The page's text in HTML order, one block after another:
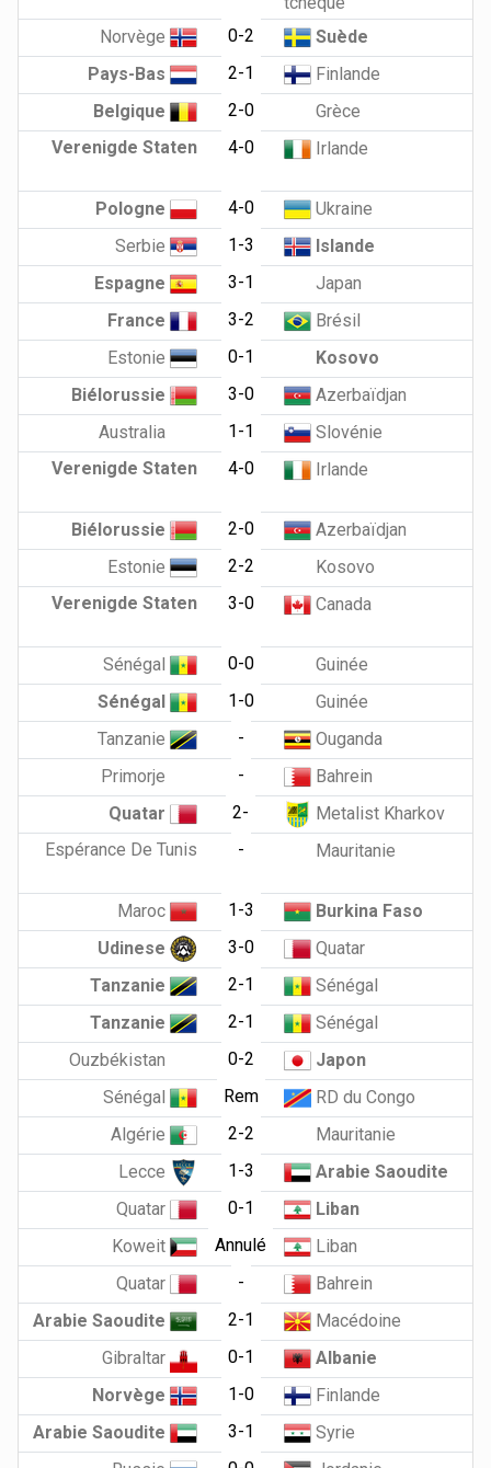
Norvège
0-2
Suède
Pays-Bas
2-1
Finlande
Belgique
2-0
Grèce
Verenigde Staten
4-0 Irlande
Pologne 4-0
Ukraine
Serbie
1-3
Islande
Espagne
3-1
Japan
France
3-2
Brésil
Estonie
0-1
Kosovo
Biélorussie
3-0
Azerbaïdjan
Australia
1-1
Slovénie
Verenigde Staten
4-0 Irlande
Biélorussie 2-0
Azerbaïdjan
Estonie
2-2
Kosovo
Verenigde Staten
3-0 Canada
Sénégal 0-0
Guinée
Sénégal
1-0
Guinée
Tanzanie
-
Ouganda
Primorje
-
Bahrein
Quatar
2-
Metalist Kharkov
Espérance De Tunis
- Mauritanie
Maroc 1-3
Burkina Faso
Udinese
3-0
Quatar
Tanzanie
2-1
Sénégal
Tanzanie
2-1
Sénégal
Ouzbékistan
0-2
Japon
Sénégal
Rem
RD du Congo
Algérie
2-2
Mauritanie
Lecce
1-3
Arabie Saoudite
Quatar
0-1
Liban
Koweit
Annulé
Liban
Quatar
-
Bahrein
Arabie Saoudite
2-1
Macédoine
Gibraltar
0-1
Albanie
Norvège
1-0
Finlande
Arabie Saoudite
3-1
Syrie